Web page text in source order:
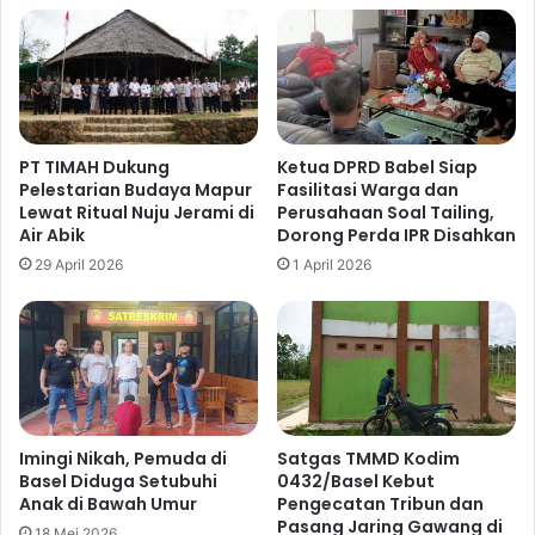
PT TIMAH Dukung
Pelestarian Budaya Mapur
Lewat Ritual Nuju Jerami di
Air Abik
29 April 2026
Ketua DPRD Babel Siap
Fasilitasi Warga dan
Perusahaan Soal Tailing,
Dorong Perda IPR Disahkan
1 April 2026
Imingi Nikah, Pemuda di
Basel Diduga Setubuhi
Anak di Bawah Umur
Satgas TMMD Kodim
0432/Basel Kebut
Pengecatan Tribun dan
Pasang Jaring Gawang di